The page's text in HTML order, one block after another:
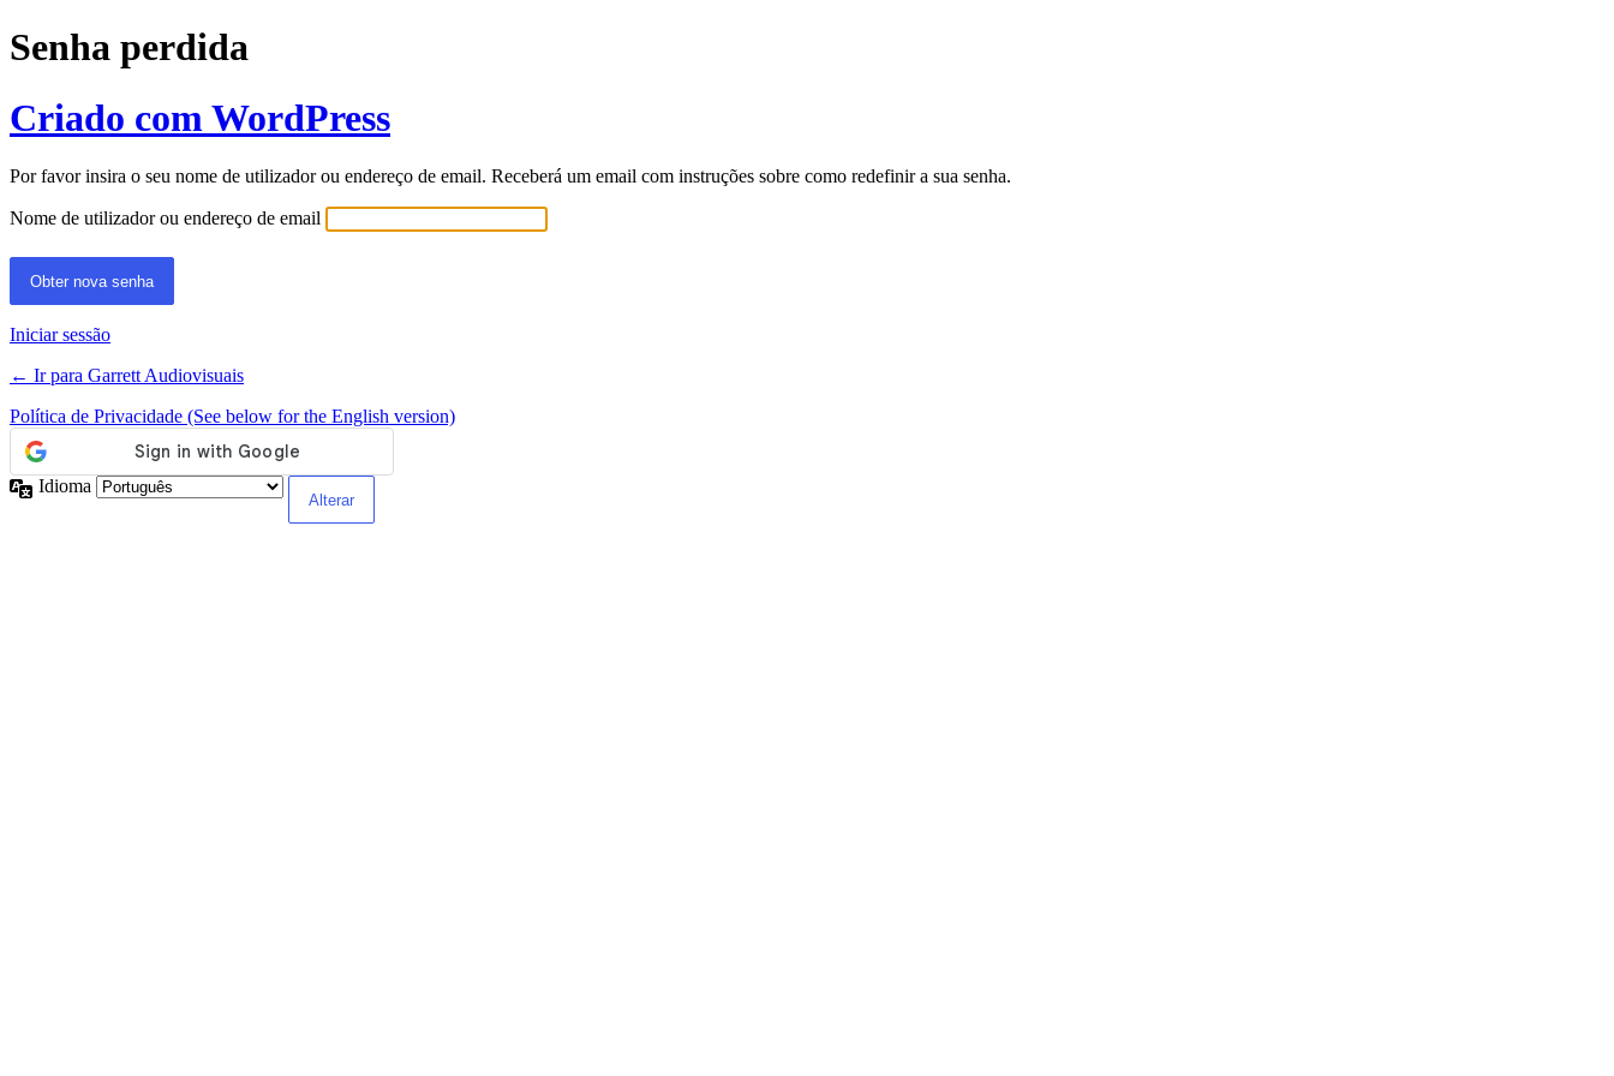
Senha perdida
Criado com WordPress
Por favor insira o seu nome de utilizador ou endereço de email. Receberá um email com instruções sobre como redefinir a sua senha.
Nome de utilizador ou endereço de email
Iniciar sessão
← Ir para Garrett Audiovisuais
Política de Privacidade (See below for the English version)
Idioma